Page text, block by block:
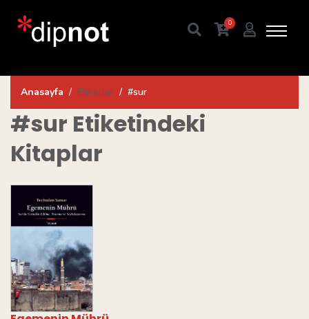
0
Anasayfa Etiketler #sur
#sur Etiketindeki
Kitaplar